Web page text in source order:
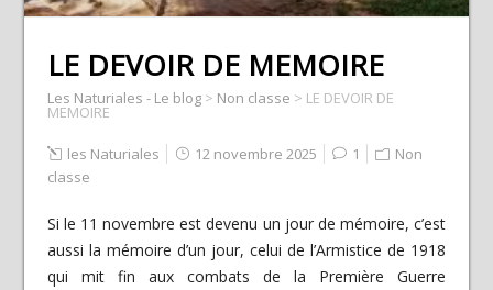
LE DEVOIR DE MEMOIRE
Les Naturiales - Le blog> Non classe > LE DEVOIR DE
MEMOIRE
les Naturiales 12 novembre 2025 1
Non
classe
Si le 11 novembre est devenu un jour de mémoire, c’est
aussi la mémoire d’un jour, celui de l’Armistice de 1918
qui mit fin aux combats de la Première Guerre